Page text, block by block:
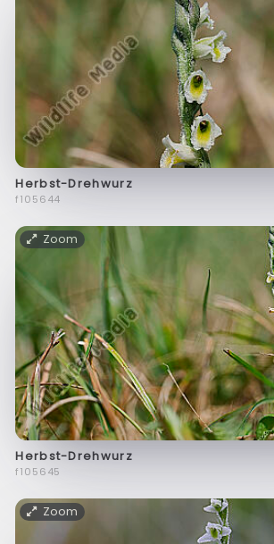
Herbst-Drehwurz
f105644
Zoom
Herbst-Drehwurz
f105645
Zoom